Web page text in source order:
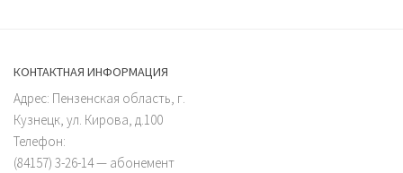
КОНТАКТНАЯ ИНФОРМАЦИЯ
Адрес: Пензенская область, г.
Кузнецк, ул. Кирова, д.100
Телефон:
(84157) 3-26-14 — абонемент